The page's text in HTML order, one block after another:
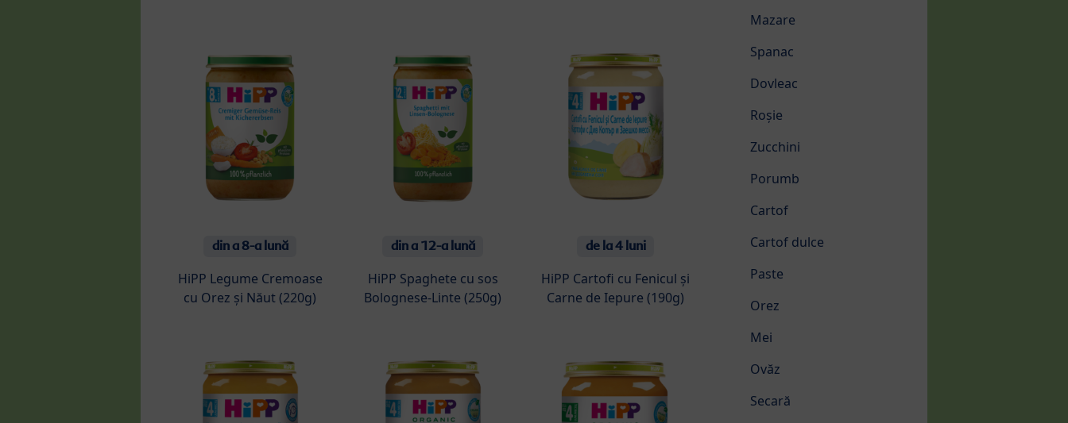
Mazare
Spanac
Dovleac
Roșie
Zucchini
Porumb
Cartof
Cartof dulce
Paste
Orez
Mei
Ovăz
Secară
din a 8-a lună
HiPP Legume Cremoase
cu Orez și Năut (220g)
din a 12-a lună
HiPP Spaghete cu sos
Bolognese-Linte (250g)
de la 4 luni
HiPP Cartofi cu Fenicul și
Carne de Iepure (190g)